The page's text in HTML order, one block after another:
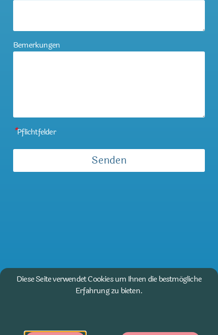
Bemerkungen
*Pflichtfelder
Diese Seite verwendet Cookies um Ihnen die bestmögliche
Erfahrung zu bieten.